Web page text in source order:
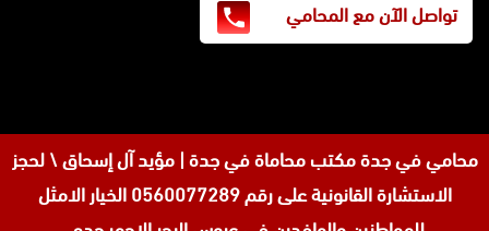
تواصل الآن مع المحامي
محامي في جدةمكتب محاماة في جدة | مؤيد آل إسحاق \ لحجز
الاستشارة القانونية على رقم 0560077289 الخيار الامثل